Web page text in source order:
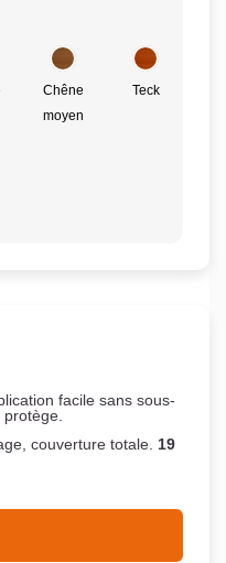
Chêne
moyen
Teck
facile sans sous-
protège.
couverture totale. 19